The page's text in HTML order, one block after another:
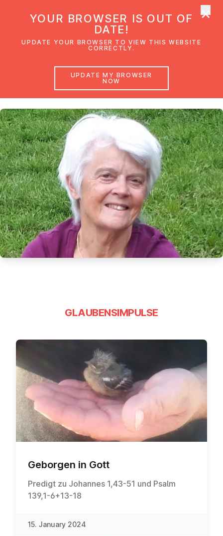
Charlotte Schwarz
GLAUBENSIMPULSE
Geborgen in Gott
Predigt zu Johannes 1,43-51 und Psalm
139,1-6+13-18
15. January 2024
YOUR BROWSER IS OUT OF
DATE!
UPDATE YOUR BROWSER TO VIEW THIS WEBSITE
CORRECTLY.
UPDATE MY BROWSER
NOW
×